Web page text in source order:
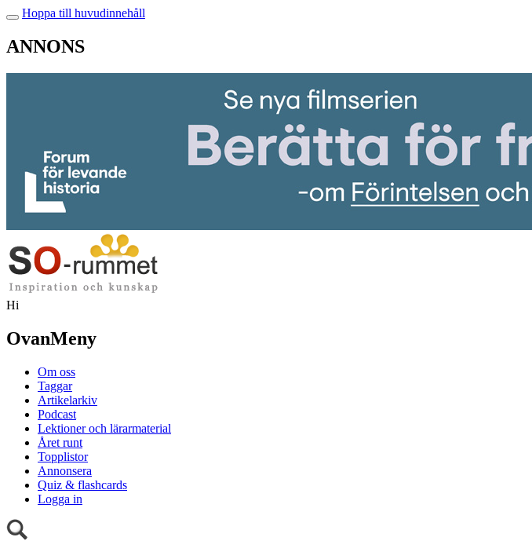
Hoppa till huvudinnehåll
ANNONS
Hi
OvanMeny
Om oss
Taggar
Artikelarkiv
Podcast
Lektioner och lärarmaterial
Året runt
Topplistor
Annonsera
Quiz & flashcards
Logga in